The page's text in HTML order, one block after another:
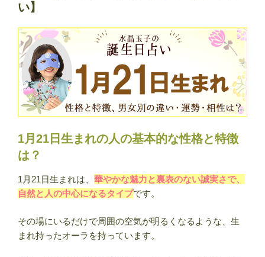
の
性
格
と
特
徴
別
の
い・
運
相
性・
い】
1月21日生まれの人の基本的な性格と特徴
は？
1月21日生まれは、 華やかな魅力と裏表のない誠実さで、
自然と人の中心になるタイプです。
その場にいるだけで周囲の空気が明るくなるような、生
まれ持ったオーラを持っています。